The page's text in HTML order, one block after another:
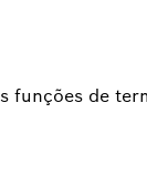
funções de